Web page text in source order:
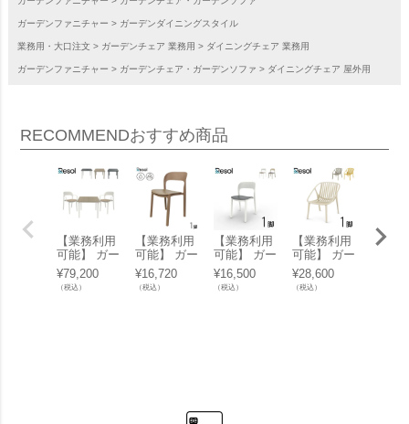
ガーデンファニチャー ガーデンダイニングスタイル
業務用・大口注文 ガーデンチェア 業務用 ダイニングチェア 業務用
ガーデンファニチャー ガーデンチェア・ガーデンソファ ダイニングチェア 屋外用
RECOMMENDおすすめ商品
【業務利用
可能】 ガー
デンチェア
＆ガーデン
テーブルセ
¥79,200
（税込）
【業務利用
可能】 ガー
デンチェア
屋外 「Res
ol Ona Rec
¥16,720
（税込）
【業務利用
可能】 ガー
デンチェア
屋外 「Res
ol Ona（リ
¥16,500
（税込）
【業務利用
可能】 ガー
デンチェア
屋外 「Res
ol BINI（リ
¥28,600
（税込）
【業